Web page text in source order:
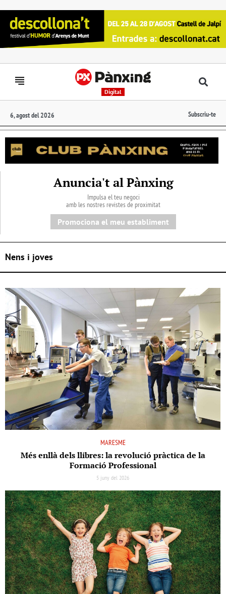
Digital
6, agost del 2026 Subscriu-te
Anuncia't al Pànxing
Impulsa el teu negoci
amb les nostres revistes de proximitat
Promociona el meu establiment
Nens i joves
MARESME
Més enllà dels llibres: la revolució pràctica de la
Formació Professional
5 juny del 2026